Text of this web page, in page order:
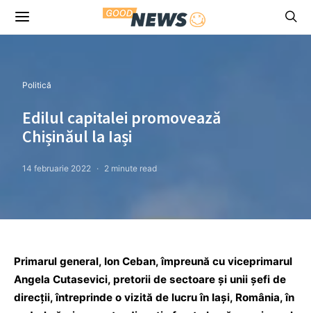
Politică
Edilul capitalei promovează
Chișinăul la Iași
14 februarie 2022 2 minute read
Primarul general, Ion Ceban, împreună cu viceprimarul
Angela Cutasevici, pretorii de sectoare și unii șefi de
direcții, întreprinde o vizită de lucru în Iași, România, în